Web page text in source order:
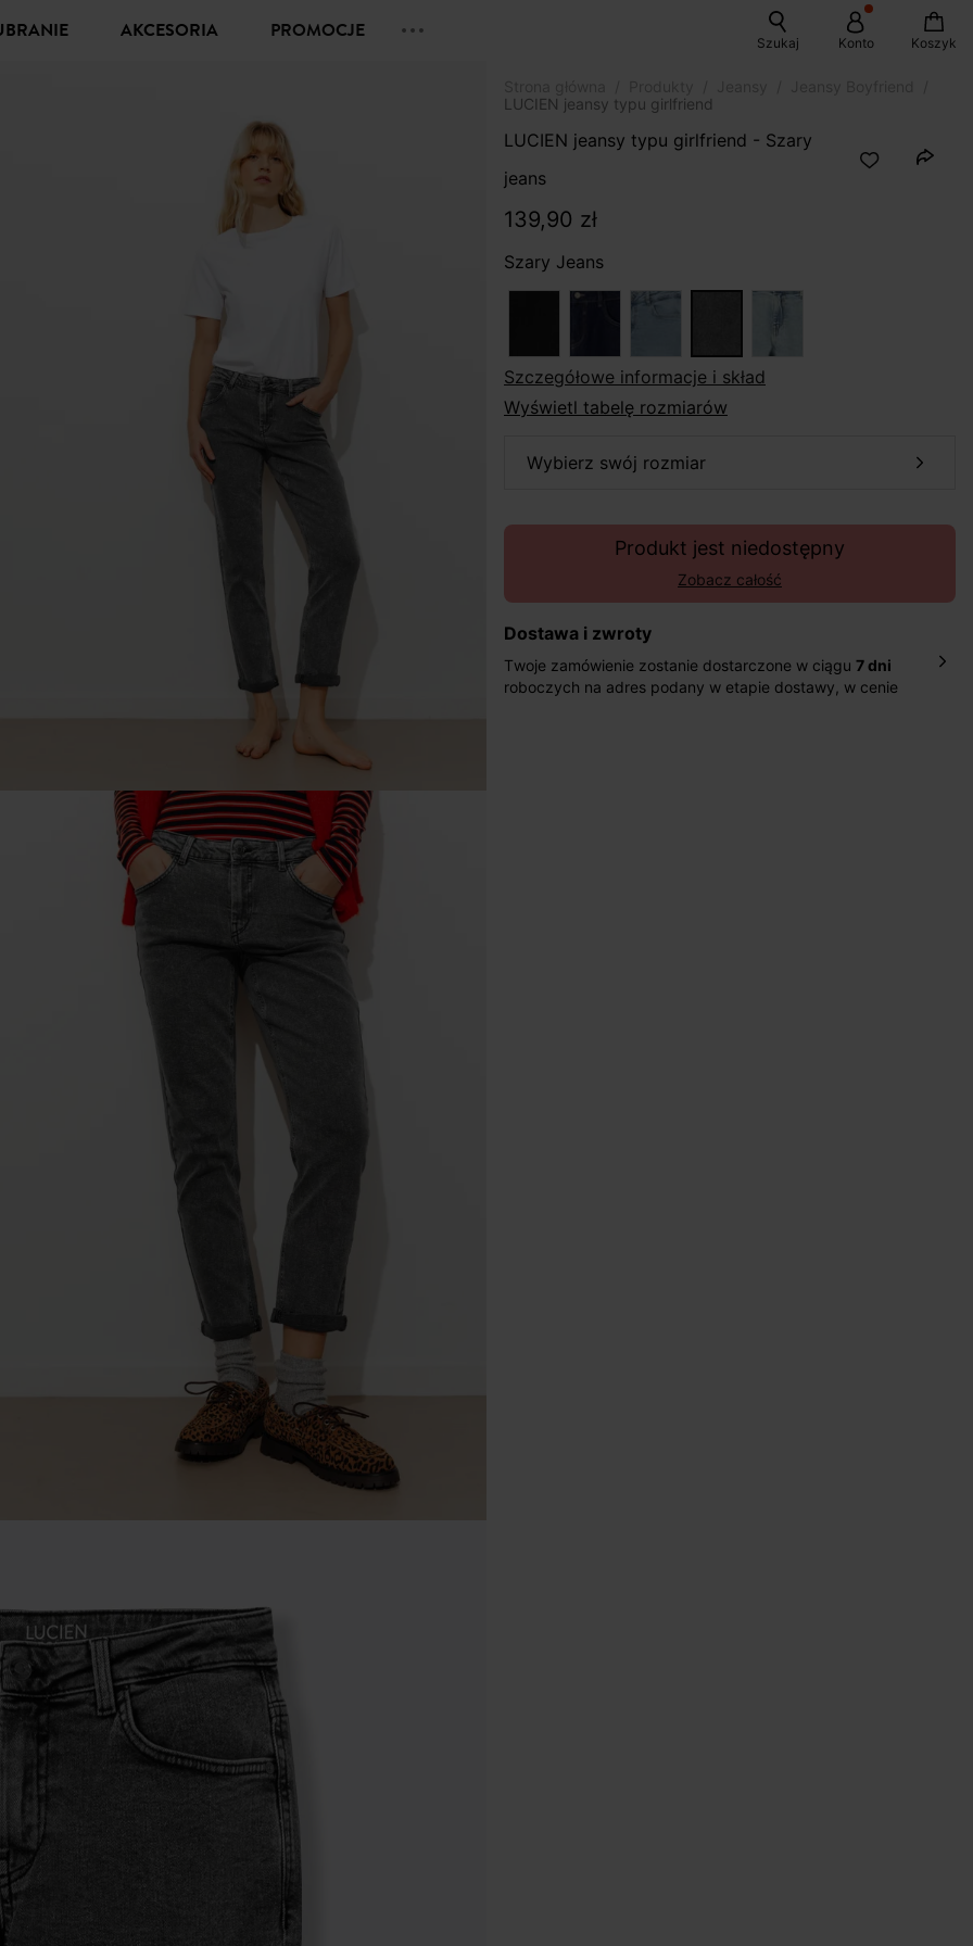
UBRANIE AKCESORIA PROMOCJE Szukaj Konto Koszyk
LUCIEN jeansy typu girlfriend
LUCIEN jeansy typu girlfriend - Szary
jeans
139,90 zł
Szary Jeans
szczegółowe informacje i skład
Wyświetl tabelę rozmiarów
wybierz swój rozmiar
Produkt jest niedostępny
Zobacz całość
Dostawa i zwroty
Twoje zamówienie zostanie dostarczone w ciągu 7 dni
roboczych na adres podany w etapie dostawy, w cenie